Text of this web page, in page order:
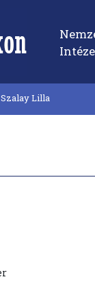
Szalay Lilla